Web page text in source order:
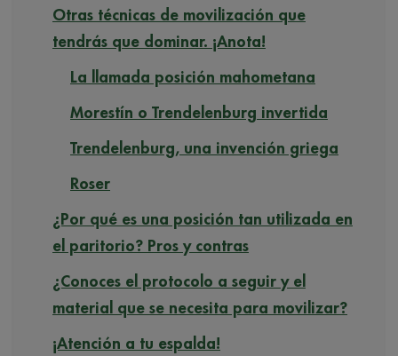
Otras técnicas de movilización que
tendrás que dominar. ¡Anota!
La llamada posición mahometana
Morestín o Trendelenburg invertida
Trendelenburg, una invención griega
Roser
¿Por qué es una posición tan utilizada en
el paritorio? Pros y contras
¿Conoces el protocolo a seguir y el
material que se necesita para movilizar?
¡Atención a tu espalda!